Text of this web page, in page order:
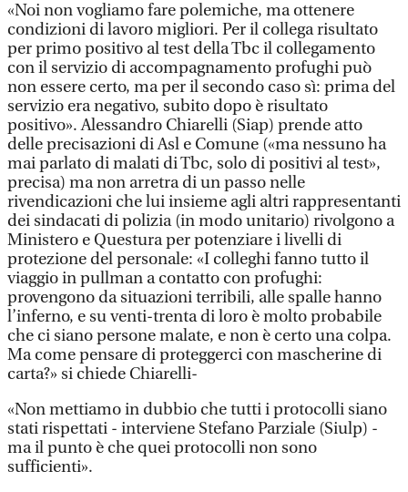
«Noi non vogliamo fare polemiche, ma ottenere
condizioni di lavoro migliori. Per il collega risultato
per primo positivo al test della Tbc il collegamento
con il servizio di accompagnamento profughi può
non essere certo, ma per il secondo caso sì: prima del
servizio era negativo, subito dopo è risultato
positivo». Alessandro Chiarelli (Siap) prende atto
delle precisazioni di Asl e Comune («ma nessuno ha
mai parlato di malati di Tbc, solo di positivi al test»,
precisa) ma non arretra di un passo nelle
rivendicazioni che lui insieme agli altri rappresentanti
dei sindacati di polizia (in modo unitario) rivolgono a
Ministero e Questura per potenziare i livelli di
protezione del personale: «I colleghi fanno tutto il
viaggio in pullman a contatto con profughi:
provengono da situazioni terribili, alle spalle hanno
l’inferno, e su venti-trenta di loro è molto probabile
che ci siano persone malate, e non è certo una colpa.
Ma come pensare di proteggerci con mascherine di
carta?» si chiede Chiarelli-
«Non mettiamo in dubbio che tutti i protocolli siano
stati rispettati - interviene Stefano Parziale (Siulp) -
ma il punto è che quei protocolli non sono
sufficienti».